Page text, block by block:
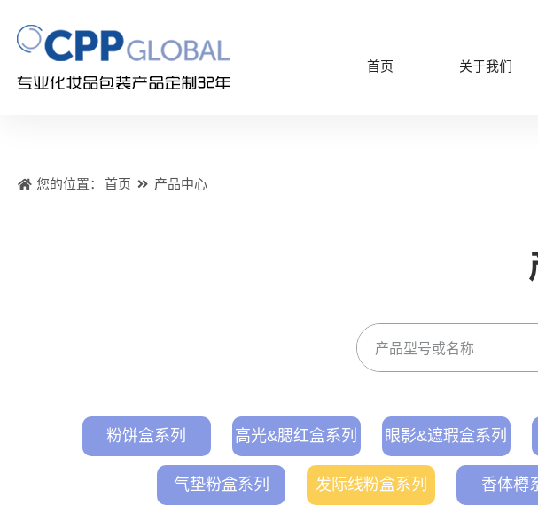
首页 关于我们
您的位置： 首页 产品中心
粉饼盒系列 高光&腮红盒系列 眼影&遮瑕盒系列
气垫粉盒系列 发际线粉盒系列 香体樽